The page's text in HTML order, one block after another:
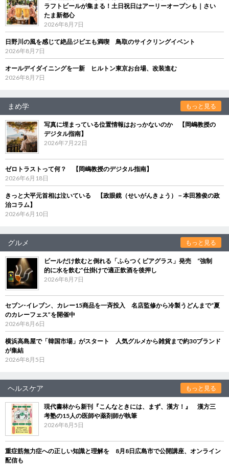
ラフトビールが集まる！土日祝日はアーリーオープンも｜さい
たま新都心
2026年8月7日
日野川の風を感じて絶品ジビエも満喫 鳥取のサイクリングイベント
2026年8月7日
オールデイダイニングを一新 ヒルトン東京お台場、改装進む
2026年8月7日
まめ学 もっと見る
写真に埋まっている位置情報はおっかないのか 【岡嶋教授の
デジタル指南】
2026年7月22日
ゼロトラストって何？ 【岡嶋教授のデジタル指南】
2026年6月18日
きっと大平元首相は泣いている 【政眼鏡（せいがんきょう）－本田雅俊の政
治コラム】
2026年6月10日
グルメ もっと見る
ビールだけ飲むと倒れる「ふらつくビアグラス」発売 “強制
的に水を飲む”仕掛けで適正飲酒を後押し
2026年8月7日
セブン‐イレブン、カレー15商品を一斉投入 名店監修から冷製うどんまで“夏
のカレーフェス”を開催中
2026年8月6日
横浜高島屋で「韓国市場」がスタート 人気グルメから雑貨まで約30ブランド
が集結
2026年8月5日
ヘルスケア もっと見る
現代書林から新刊『こんなときには、まず、漢方！』 漢方三
考塾の15人の医師や薬剤師が執筆
2026年8月5日
重症筋無力症への正しい知識と理解を 8月8日広島市で公開講座、オンライン
配信も